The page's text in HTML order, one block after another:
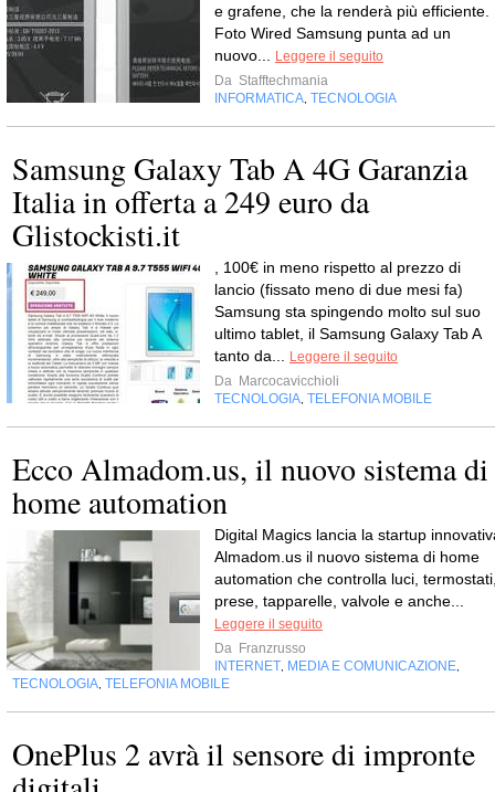
e grafene, che la renderà più efficiente.
Foto Wired Samsung punta ad un
nuovo...
Leggere il seguito
Da Stafftechmania
INFORMATICA TECNOLOGIA
Samsung Galaxy Tab A 4G Garanzia
Italia in offerta a 249 euro da
Glistockisti.it
, 100€ in meno rispetto al prezzo di
lancio (fissato meno di due mesi fa)
Samsung sta spingendo molto sul suo
ultimo tablet, il Samsung Galaxy Tab A
tanto da...
Leggere il seguito
Da Marcocavicchioli
TECNOLOGIA TELEFONIA MOBILE
Ecco Almadom.us, il nuovo sistema di
home automation
Digital Magics lancia la startup
Almadom.us il nuovo sistema di home
automation che controlla luci,
prese, tapparelle, valvole e anche...
Leggere il seguito
Da Franzrusso
INTERNET MEDIA E COMUNICAZIONE
TECNOLOGIA TELEFONIA MOBILE
OnePlus 2 avrà il sensore di impronte